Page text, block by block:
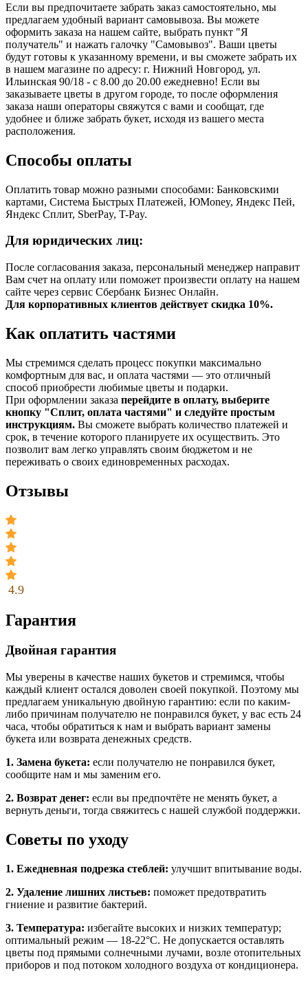
Если вы предпочитаете забрать заказ самостоятельно, мы
предлагаем удобный вариант самовывоза. Вы можете
оформить заказа на нашем сайте, выбрать пункт "Я
получатель" и нажать галочку "Самовывоз". Ваши цветы
будут готовы к указанному времени, и вы сможете забрать их
в нашем магазине по адресу: г. Нижний Новгород, ул.
Ильинская 90/18 - с 8.00 до 20.00 ежедневно! Если вы
заказываете цветы в другом городе, то после оформления
заказа наши операторы свяжутся с вами и сообщат, где
удобнее и ближе забрать букет, исходя из вашего места
расположения.
Способы оплаты
Оплатить товар можно разными способами: Банковскими
картами, Система Быстрых Платежей, ЮMoney, Яндекс Пей,
Яндекс Сплит, SberPay, T-Pay.
Для юридических лиц:
После согласования заказа, персональный менеджер направит
Вам счет на оплату или поможет произвести оплату на нашем
сайте через сервис Сбербанк Бизнес Онлайн.
Для корпоративных клиентов действует скидка 10%.
Как оплатить частями
Мы стремимся сделать процесс покупки максимально
комфортным для вас, и оплата частями — это отличный
способ приобрести любимые цветы и подарки.
При оформлении заказа перейдите в оплату, выберите
кнопку "Сплит, оплата частями" и следуйте простым
инструкциям. Вы сможете выбрать количество платежей и
срок, в течение которого планируете их осуществить. Это
позволит вам легко управлять своим бюджетом и не
переживать о своих единовременных расходах.
Отзывы
4.9
Гарантия
Двойная гарантия
Мы уверены в качестве наших букетов и стремимся, чтобы
каждый клиент остался доволен своей покупкой. Поэтому мы
предлагаем уникальную двойную гарантию: если по каким-
либо причинам получателю не понравился букет, у вас есть 24
часа, чтобы обратиться к нам и выбрать вариант замены
букета или возврата денежных средств.
1. Замена букета: если получателю не понравился букет,
сообщите нам и мы заменим его.
2. Возврат денег: если вы предпочтёте не менять букет, а
вернуть деньги, тогда свяжитесь с нашей службой поддержки.
Советы по уходу
1. Ежедневная подрезка стеблей: улучшит впитывание воды.
2. Удаление лишних листьев: поможет предотвратить
гниение и развитие бактерий.
3. Температура: избегайте высоких и низких температур;
оптимальный режим — 18-22°C. Не допускается оставлять
цветы под прямыми солнечными лучами, возле отопительных
приборов и под потоком холодного воздуха от кондиционера.